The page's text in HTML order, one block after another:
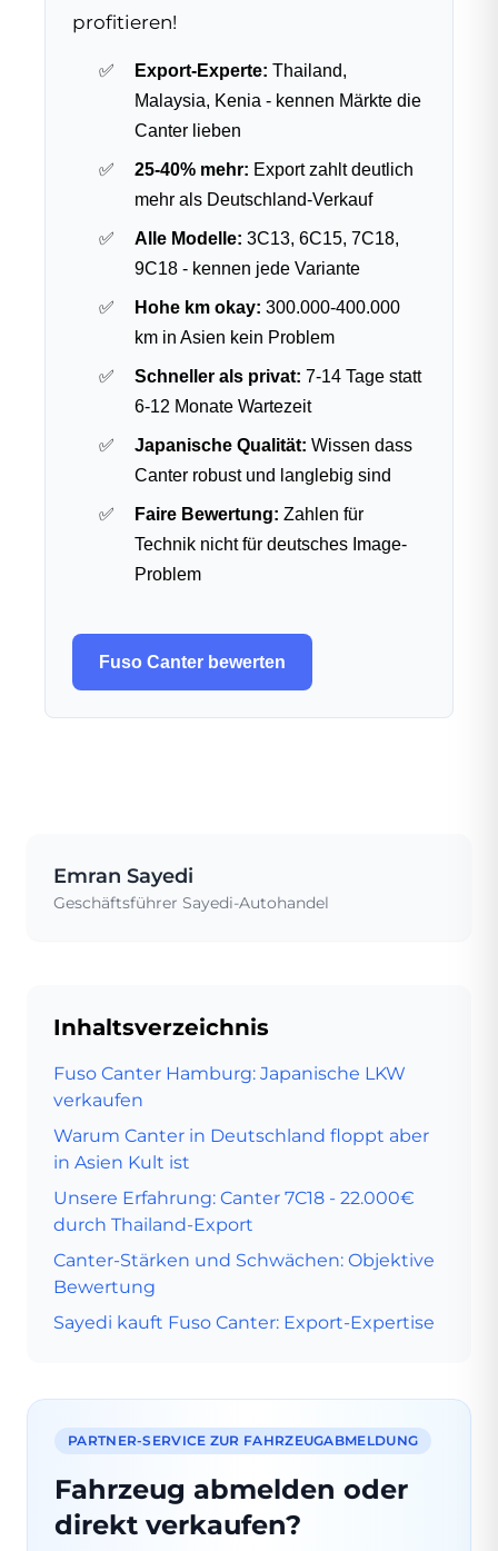
profitieren!
Export-Experte: Thailand,
Malaysia, Kenia - kennen Märkte die
Canter lieben
25-40% mehr: Export zahlt deutlich
mehr als Deutschland-Verkauf
Alle Modelle: 3C13, 6C15, 7C18,
9C18 - kennen jede Variante
Hohe km okay: 300.000-400.000
km in Asien kein Problem
Schneller als privat: 7-14 Tage statt
6-12 Monate Wartezeit
Japanische Qualität: Wissen dass
Canter robust und langlebig sind
Faire Bewertung: Zahlen für
Technik nicht für deutsches Image-
Problem
Fuso Canter bewerten
Emran Sayedi
Geschäftsführer Sayedi-Autohandel
Inhaltsverzeichnis
Fuso Canter Hamburg: Japanische LKW
verkaufen
Warum Canter in Deutschland floppt aber
in Asien Kult ist
Unsere Erfahrung: Canter 7C18 - 22.000€
durch Thailand-Export
Canter-Stärken und Schwächen: Objektive
Bewertung
Sayedi kauft Fuso Canter: Export-Expertise
PARTNER-SERVICE ZUR FAHRZEUGABMELDUNG
Fahrzeug abmelden oder
direkt verkaufen?